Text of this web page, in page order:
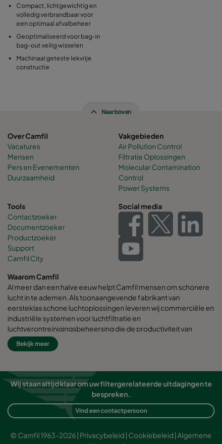
Compact, lichtgewichtig en
volledig verbrandbaar voor
een optimaal afvalbeheer
Geoptimaliseerd voor bag-in
bag-out veilig wisselen
Machinaal geteste lekvrije
constructie
Naar boven
Over Camfil
Vacatures
Mensen
Pers en Evenementen
Duurzaamheid
Vakgebieden
Air Pollution Control
Filtratie Oplossingen
Molecular Contamination
Control
Power Systems
Tools
Contactzoeker
Documentzoeker
Productzoeker
Support
Camfil City
Social media
Waarom Camfil
Al meer dan een halve eeuw helpt Camfil mensen om schonere
lucht in te ademen. Als toonaangevende fabrikant van
eersteklas schone luchtoplossingen leveren wij commerciële en
industriële systemen voor luchtfiltratie en
luchtverontreinigingsbeheersing die de productiviteit van
werknemers en apparatuur verbeteren, het energieverbruik
minimaliseren en de menselijke gezondheid en het milieu ten
Wij zijn ervan overtuigd dat de beste oplossingen voor onze
klanten ook de beste oplossingen voor onze planeet zijn.
Daarom houden we bij elke stap - van ontwerp tot levering en
gedurende de levenscyclus van het product - rekening met de
impact van wat we doen op mensen en de wereld om ons heen.
Door een frisse benadering van probleemoplossing, innovatief
ontwerp, nauwkeurige procesbeheersing en een sterke
Bekijk meer
Wij staan altijd klaar om uw filtergerelateerde uitdagingen te
bespreken.
Vind een contactpersoon
© Camfil 1963-2026 | Privacybeleid| Cookiebeleid|Algemene